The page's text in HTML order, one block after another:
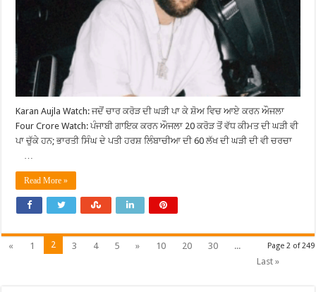
Karan Aujla Watch: ਜਦੋਂ ਚਾਰ ਕਰੋੜ ਦੀ ਘੜੀ ਪਾ ਕੇ ਸ਼ੋਅ ਵਿਚ ਆਏ ਕਰਨ ਔਜਲਾ
Four Crore Watch: ਪੰਜਾਬੀ ਗਾਇਕ ਕਰਨ ਔਜਲਾ 20 ਕਰੋੜ ਤੋਂ ਵੱਧ ਕੀਮਤ ਦੀ ਘੜੀ ਵੀ
ਪਾ ਚੁੱਕੇ ਹਨ; ਭਾਰਤੀ ਸਿੰਘ ਦੇ ਪਤੀ ਹਰਸ਼ ਲਿੰਬਾਚੀਆ ਦੀ 60 ਲੱਖ ਦੀ ਘੜੀ ਦੀ ਵੀ ਚਰਚਾ
Read More »
Page 2 of 249
« 1 2 3 4 5 » 10 20 30
...
Last »